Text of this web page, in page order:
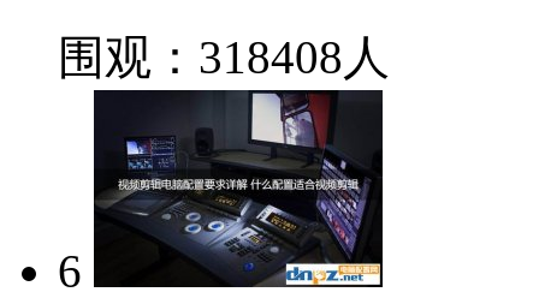
围观：318408人
6